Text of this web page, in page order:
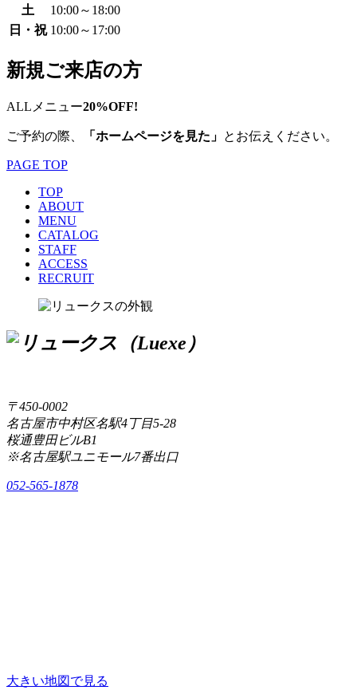
土
10:00～18:00
日・祝 10:00～17:00
新規ご来店の方
ALLメニュー20%OFF!
ご予約の際、 「ホームページを見た」 とお伝えください。
PAGE TOP
TOP
ABOUT
MENU
CATALOG
STAFF
ACCESS
RECRUIT
〒450-0002
名古屋市中村区名駅4丁目5-28
桜通豊田ビルB1
※名古屋駅ユニモール7番出口
052-565-1878
大きい地図で見る